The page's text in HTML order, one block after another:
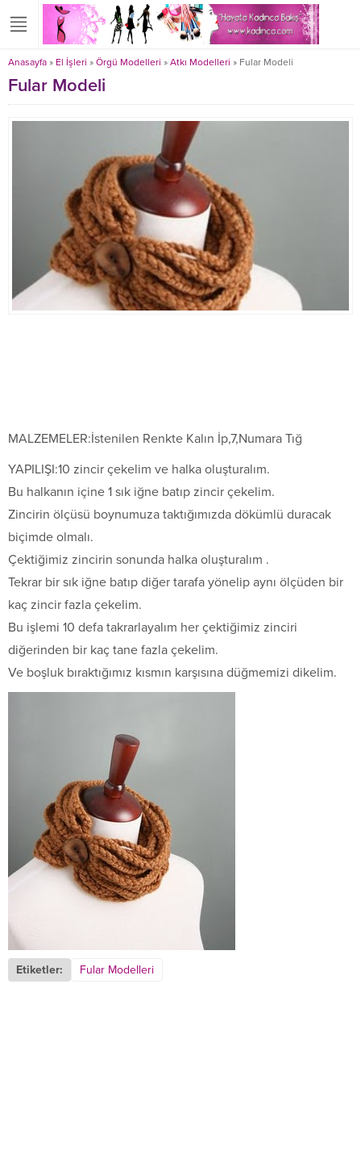
Anasayfa » El İşleri » Örgü Modelleri » Atkı Modelleri » Fular Modeli
Fular Modeli
MALZEMELER:İstenilen Renkte Kalın İp,7,Numara Tığ
YAPILIŞI:10 zincir çekelim ve halka oluşturalım.
Bu halkanın içine 1 sık iğne batıp zincir çekelim.
Zincirin ölçüsü boynumuza taktığımızda dökümlü duracak
biçimde olmalı.
Çektiğimiz zincirin sonunda halka oluşturalım .
Tekrar bir sık iğne batıp diğer tarafa yönelip aynı ölçüden bir
kaç zincir fazla çekelim.
Bu işlemi 10 defa takrarlayalım her çektiğimiz zinciri
diğerinden bir kaç tane fazla çekelim.
Ve boşluk bıraktığımız kısmın karşısına düğmemizi dikelim.
Etiketler: Fular Modelleri